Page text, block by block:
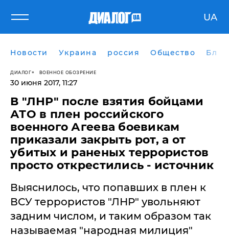
UA
Новости Украина россия Общество
ДИАЛОГ ВОЕННОЕ ОБОЗРЕНИЕ
30 июня 2017, 11:27
В "ЛНР" после взятия бойцами
АТО в плен российского
военного Агеева боевикам
приказали закрыть рот, а от
убитых и раненых террористов
просто открестились - источник
Выяснилось, что попавших в плен к
ВСУ террористов "ЛНР" увольняют
задним числом, и таким образом так
называемая "народная милиция"